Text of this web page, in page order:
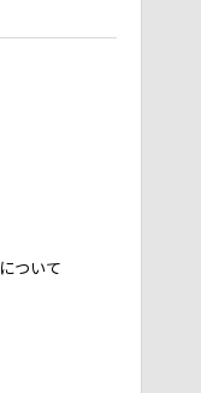
ついて